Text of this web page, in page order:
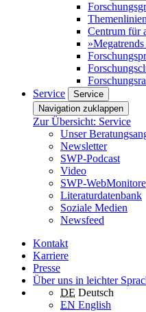
Centrum für
Service
Service
Navigation zuklappen
Zur Übersicht: Service
Unser
Newsletter
SWP-Podcast
Video
SWP-WebMonitore
Literaturdatenbank
Soziale Medien
Newsfeed
Kontakt
Karriere
Presse
Über uns in leichter
DE Deutsch
EN English